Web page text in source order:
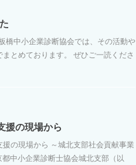
橋中小企業診断協会では、その活動や
とめております。 ぜひご一読くださ
援の現場から
の現場から ～城北支部社会貢献事業
中小企業診断士協会城北支部（以